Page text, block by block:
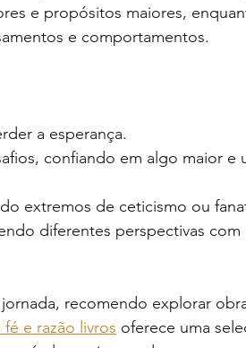
e propósitos maiores,
e comportamentos.
a esperança.
confiando em algo maior e
extremos de ceticismo ou
diferentes perspectivas com
recomendo explorar
e razão livros oferece uma